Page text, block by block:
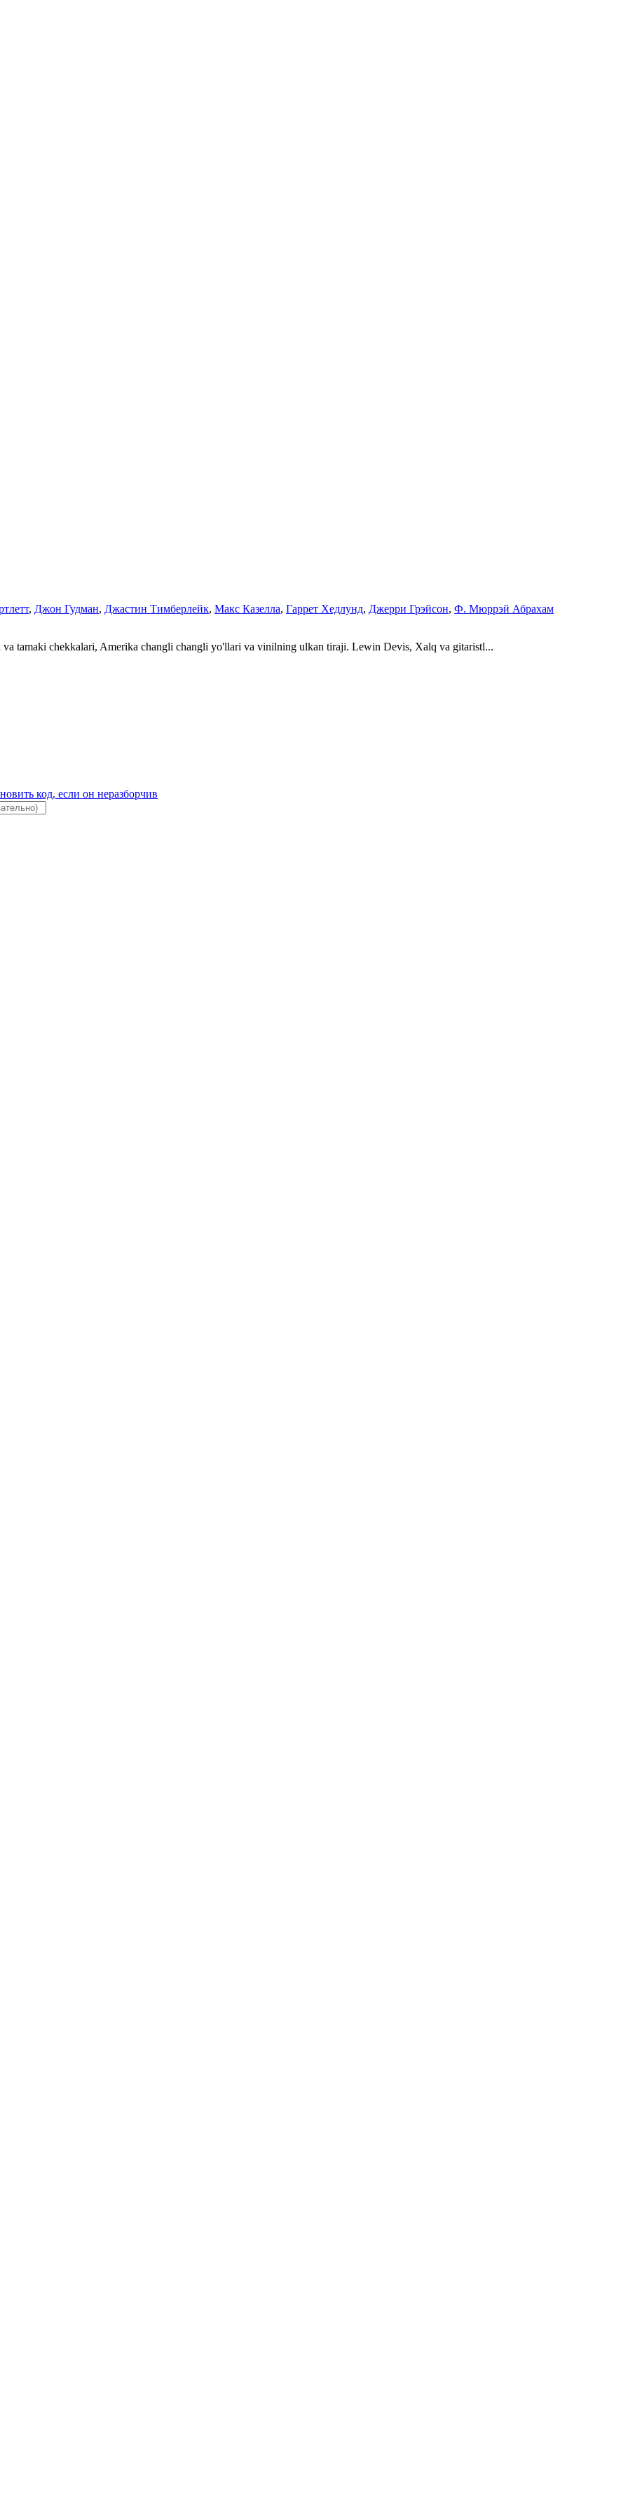
, Джон Гудман, Джастин Тимберлейк, Макс Казелла, Гаррет Хедлунд, Джерри Грэйсон, Ф. Мюррэй Абрахам
tamaki chekkalari, Amerika changli changli yo'llari va vinilning ulkan tiraji. Lewin Devis, Xalq va gitaristl...